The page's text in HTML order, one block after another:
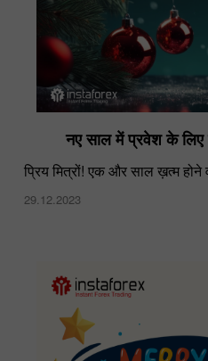
नए साल में प्रवेश के लिए
प्रिय मित्रों! एक और साल ख़त्म होने
29.12.2023